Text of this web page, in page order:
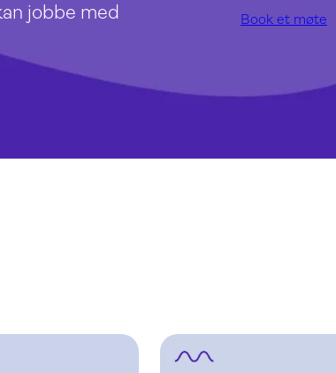
jobbe med
Book et møte